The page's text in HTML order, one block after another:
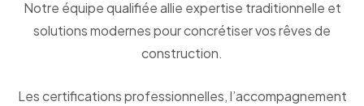
Notre équipe qualifiée allie expertise traditionnelle et
solutions modernes pour concrétiser vos rêves de
construction.
Les certifications professionnelles, l’accompagnement